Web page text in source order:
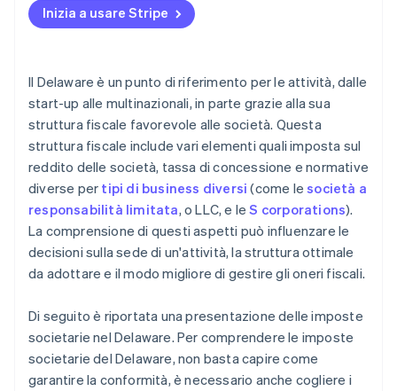
Accettazione di pagamenti e operazioni bancarie
Acquisto di azioni senza contanti da parte del
fondatore
Presentazione automatica della dichiarazione
fiscale 83(b)
Documenti legali aziendali con idoneità globale
Un anno gratuito di Stripe Payments, più 50.000
USD in crediti e sconti offerti dai partner
Inizia a usare Stripe
Il Delaware è un punto di riferimento per le attività, dalle
start-up alle multinazionali, in parte grazie alla sua
struttura fiscale favorevole alle società. Questa
struttura fiscale include vari elementi quali imposta sul
reddito delle società, tassa di concessione e normative
diverse per tipi di business diversi (come lesocietà a
responsabilità limitata, o LLC, e leS corporations).
La comprensione di questi aspetti può influenzare le
decisioni sulla sede di un'attività, la struttura ottimale
da adottare e il modo migliore di gestire gli oneri fiscali.
Di seguito è riportata una presentazione delle imposte
societarie nel Delaware. Per comprendere le imposte
societarie del Delaware, non basta capire come
garantire la conformità, è necessario anche cogliere i